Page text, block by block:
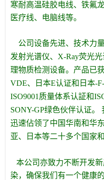
寒耐高温硅胶电线、铁氟
医疗线、电脑线等。
公司设备先进、技术力
发射光谱仪、X-Ray荧光
理物质检测设备。产品已
VDE、日本E认证和日本-
ISO9001质量体系认証和
SONY-GP绿色伙伴认证
迅速佔领了中国华南和华
亚、日本等二十多个国家和
本公司亦致力不断开发
染，确保我们有一个健康